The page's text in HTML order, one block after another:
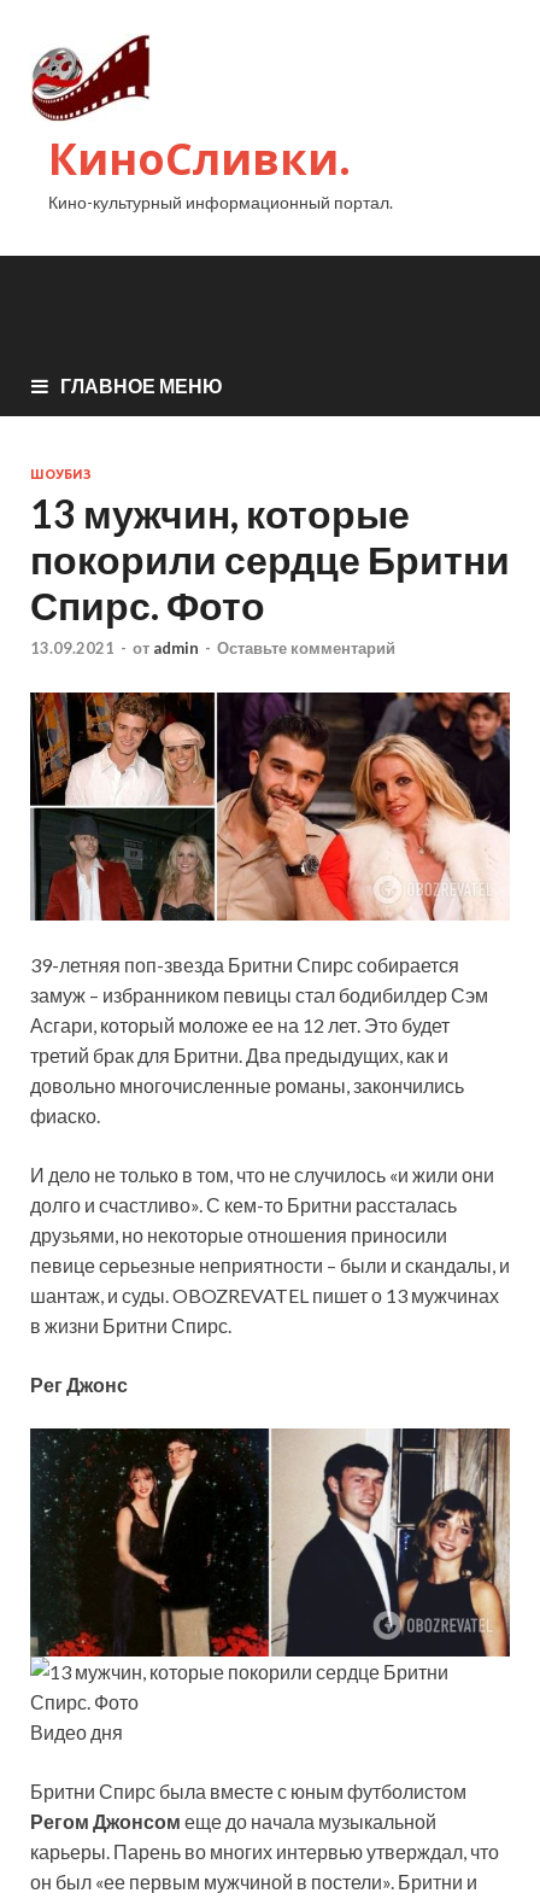
КиноСливки.
Кино-культурный информационный портал.
ГЛАВНОЕ МЕНЮ
ШОУБИЗ
13 мужчин, которые
покорили сердце Бритни
Спирс. Фото
13.09.2021 - от admin - Оставьте комментарий
39-летняя поп-звезда Бритни Спирс собирается
замуж – избранником певицы стал бодибилдер Сэм
Асгари, который моложе ее на 12 лет. Это будет
третий брак для Бритни. Два предыдущих, как и
довольно многочисленные романы, закончились
фиаско.
И дело не только в том, что неслучилось «и жили они
долго и счастливо». С кем-то Бритни рассталась
друзьями, но некоторые отношения приносили
певице серьезные неприятности – были и скандалы, и
шантаж, и суды. OBOZREVATEL пишет о 13 мужчинах
в жизни Бритни Спирс.
Рег Джонс
Видео дня
Бритни Спирс была вместе с юным футболистом
Регом Джонсом еще до начала музыкальной
карьеры. Парень во многих интервью утверждал, что
он был «ее первым мужчиной в постели». Бритни и